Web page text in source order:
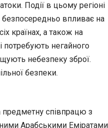
Події в цьому регіоні
впливає на
країнах, а також на
потребують негайного
небезпеку зброї.
безпеки.
предметну співпрацю з
Арабськими Еміратами